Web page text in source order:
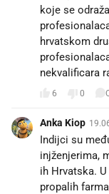
koje se
hrvatskom
nekvalificara
6 0
Anka Kiop
Indijci su
injženjerima,
ih Hrvatska.
propalih